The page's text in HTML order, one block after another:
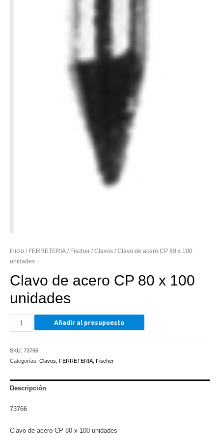
Inicio / FERRETERIA / Fischer /Clavos / Clavo de acero CP 80 x 100
unidades
Clavo de acero CP 80 x 100
unidades
Clavo
de
CP
80
100
cantidad
Añadir al presupuesto
SKU: 73766
Categorías: Clavos FERRETERIA Fischer
Descripción
73766
Clavo de acero CP 80 x 100 unidades